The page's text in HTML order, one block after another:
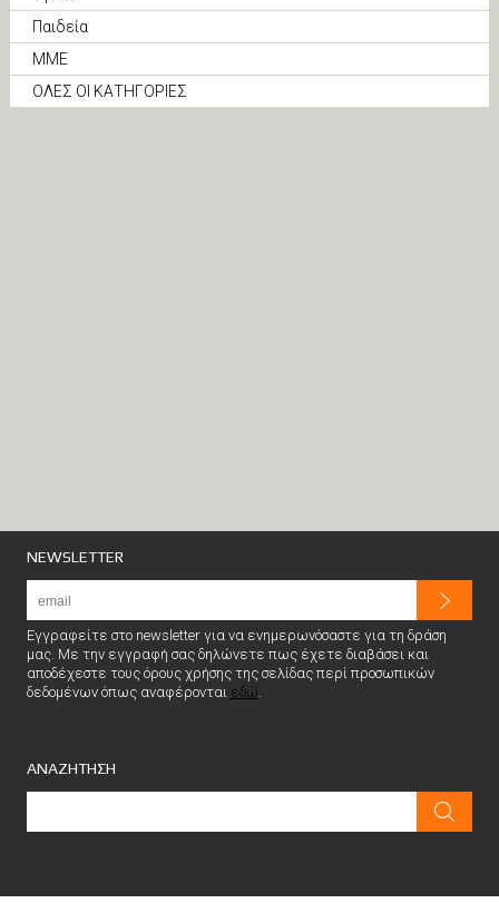
Παιδεία
ΜΜΕ
ΟΛΕΣ ΟΙ ΚΑΤΗΓΟΡΙΕΣ
NEWSLETTER
Εγγραφείτε στο newsletter για να ενημερωνόσαστε για τη δράση
μας. Με την εγγραφή σας δηλώνετε πως έχετε διαβάσει και
αποδέχεστε τους όρους χρήσης της σελίδας περί προσωπικών
δεδομένων όπως αναφέρονται εδώ.
ΑΝΑΖΗΤΗΣΗ